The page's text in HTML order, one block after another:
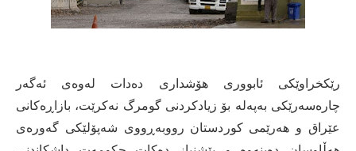
رێکخراوێکی ئابووری هۆشداری دەدات لەوەی ئەگەر
چارەسەرێکی بەپەلە بۆ زیادکردنی گومرگ نەکرێت، بازاڕەکانی
عێراق و هەرێمی کوردستان رووبەڕووی شەپۆلێکی گەورەی